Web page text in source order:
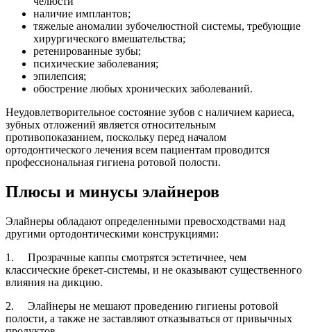
наличие имплантов;
тяжелые аномалии зубочелюстной системы, требующие
хирургического вмешательства;
ретенированные зубы;
психические заболевания;
эпилепсия;
обострение любых хронических заболеваний.
Неудовлетворительное состояние зубов с наличием кариеса,
зубных отложений является относительным
противопоказанием, поскольку перед началом
ортодонтического лечения всем пациентам проводится
профессиональная гигиена ротовой полости.
Плюсы и минусы элайнеров
Элайнеры обладают определенными превосходствами над
другими ортодонтическими конструкциями:
1. Прозрачные каппы смотрятся эстетичнее, чем
классические брекет-системы, и не оказывают существенного
влияния на дикцию.
2. Элайнеры не мешают проведению гигиены ротовой
полости, а также не заставляют отказываться от привычных